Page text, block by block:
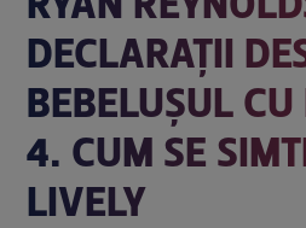
DECLARAȚII
BEBELUȘUL
4. CUM SE
LIVELY